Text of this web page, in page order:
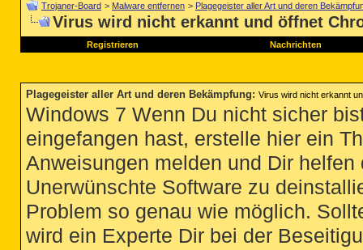
Trojaner-Board > Malware entfernen > Plagegeister aller Art und deren
Virus wird nicht erkannt und öffnet
Registrieren Nachrichten
Plagegeister aller Art und deren Bekämpfung: Virus wird nicht erkannt
Windows 7 Wenn Du nicht sicher
eingefangen hast, erstelle hier ein
Anweisungen melden und Dir
Unerwünschte Software zu
Problem so genau wie möglich.
wird ein Experte Dir bei der